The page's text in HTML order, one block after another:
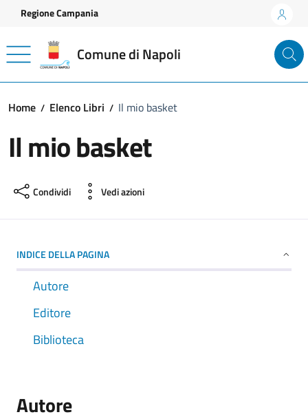
Vai ai contenuti
Vai al footer
Regione Campania
Comune di Napoli
Home Elenco Libri Il mio basket
Il mio basket
Condividi Vedi azioni
INDICE DELLA PAGINA
Autore
Editore
Biblioteca
Autore